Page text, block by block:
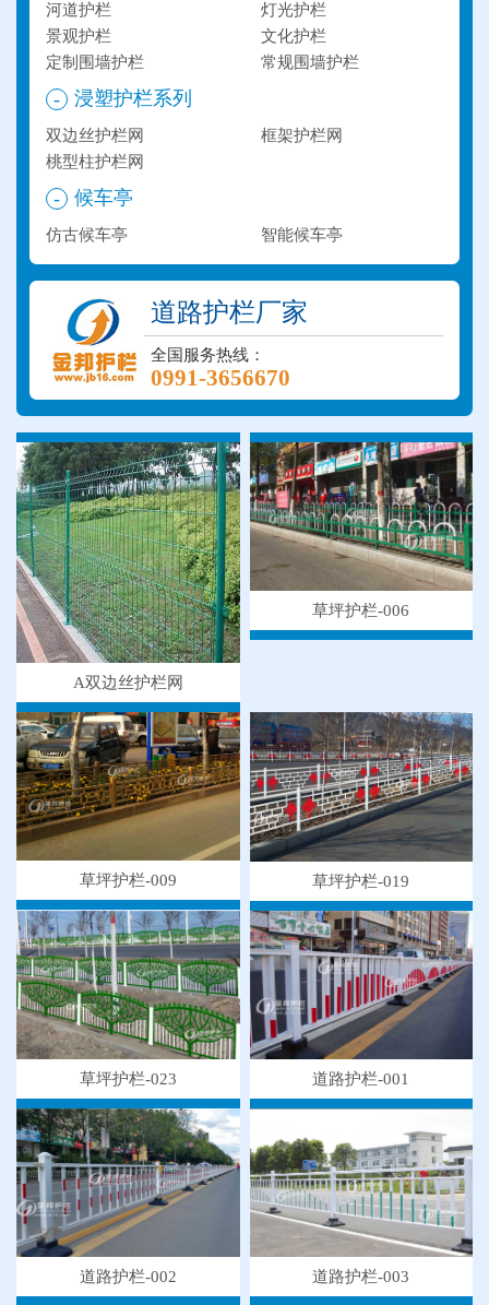
河道护栏
灯光护栏
景观护栏
文化护栏
定制围墙护栏
常规围墙护栏
- 浸塑护栏系列
双边丝护栏网
框架护栏网
桃型柱护栏网
- 候车亭
仿古候车亭 智能候车亭
道路护栏厂家
全国服务热线：
0991-3656670
A双边丝护栏网
草坪护栏-006
草坪护栏-009 草坪护栏-019
草坪护栏-023 道路护栏-001
道路护栏-002 道路护栏-003
● "多样“候车亭，旨在为您提供一个舒心候车环境